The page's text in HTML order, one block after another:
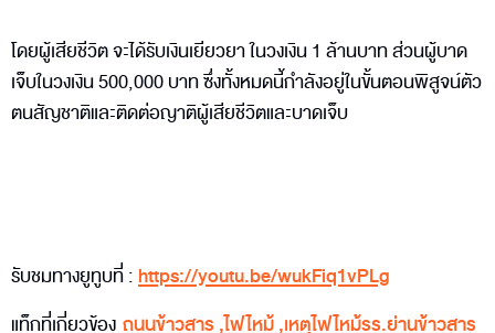
โดยผู้เสียชีวิต จะได้รับเงินเยียวยา ในวงเงิน 1 ล้านบาท ส่วนผู้บาด
เจ็บในวงเงิน 500,000 บาท ซึ่งทั้งหมดนี้กำลังอยู่ในขั้นตอนพิสูจน์ตัว
ตนสัญชาติและติดต่อญาติผู้เสียชีวิตและบาดเจ็บ
รับชมทางยูทูบที่ : https://youtu.be/wukFiq1vPLg
แท็กที่เกี่ยวข้อง ถนนข้าวสาร,ไฟไหม้,เหตุไฟไหม้รร.ย่านข้าวสาร